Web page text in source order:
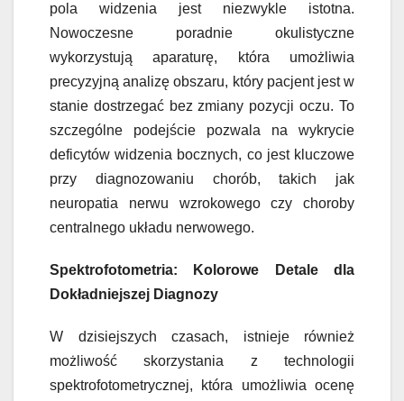
pola widzenia jest niezwykle istotna.
Nowoczesne poradnie okulistyczne
wykorzystują aparaturę, która umożliwia
precyzyjną analizę obszaru, który pacjent jest w
stanie dostrzegać bez zmiany pozycji oczu. To
szczególne podejście pozwala na wykrycie
deficytów widzenia bocznych, co jest kluczowe
przy diagnozowaniu chorób, takich jak
neuropatia nerwu wzrokowego czy choroby
centralnego układu nerwowego.
Spektrofotometria: Kolorowe Detale dla
Dokładniejszej Diagnozy
W dzisiejszych czasach, istnieje również
możliwość skorzystania z technologii
spektrofotometrycznej, która umożliwia ocenę